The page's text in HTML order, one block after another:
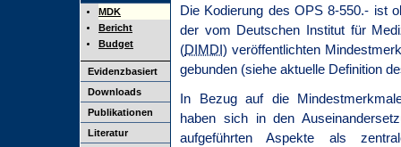
MDK
Bericht
Budget
Evidenzbasiert
Downloads
Publikationen
Literatur
Die Kodierung des OPS 8-550.- ist
der vom Deutschen Institut für
(DIMDI) veröffentlichten
gebunden (siehe aktuelle Definition
In Bezug auf die
haben sich in den
aufgeführten Aspekte als